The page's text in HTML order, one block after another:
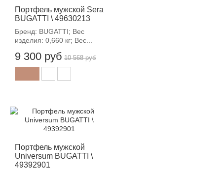
Портфель мужской Sera
BUGATTI \ 49630213
Бренд: BUGATTI; Вес
изделия: 0,660 кг; Вес...
9 300 руб 10 568 руб
Портфель мужской
Universum BUGATTI \
49392901
-12%